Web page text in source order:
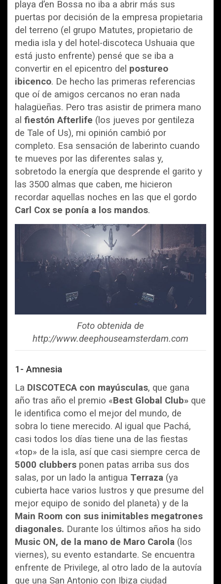
playa d’en Bossa no iba a abrir más sus
puertas por decisión de la empresa propietaria
del terreno (el grupo Matutes, propietario de
media isla y del hotel-discoteca Ushuaia que
está justo enfrente) pensé que se iba a
convertir en el epicentro del postureo
ibicenco. De hecho las primeras referencias
que oí de amigos cercanos no eran nada
halagüeñas. Pero tras asistir de primera mano
al fiestón Afterlife (los jueves por gentileza
de Tale of Us), mi opinión cambió por
completo. Esa sensación de laberinto cuando
te mueves por las diferentes salas y,
sobretodo la energía que desprende el garito y
las 3500 almas que caben, me hicieron
recordar aquellas noches en las que el gordo
Carl Cox se ponía a los mandos.
Foto obtenida de
http://www.deephouseamsterdam.com
1- Amnesia
La DISCOTECA con mayúsculas, que gana
año tras año el premio «Best Global Club» que
le identifica como el mejor del mundo, de
sobra lo tiene merecido. Al igual que Pachá,
casi todos los días tiene una de las fiestas
«top» de la isla, así que casi siempre cerca de
5000 clubbers ponen patas arriba sus dos
salas, por un lado la antigua Terraza (ya
cubierta hace varios lustros y que presume del
mejor equipo de sonido del planeta) y de la
Main Room con sus inimitables megatrones
diagonales. Durante los últimos años ha sido
Music ON, de la mano de Maro Carola (los
viernes), su evento estandarte. Se encuentra
enfrente de Privilege, al otro lado de la autovía
que una San Antonio con Ibiza ciudad